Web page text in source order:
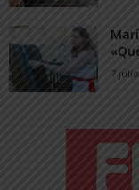
7